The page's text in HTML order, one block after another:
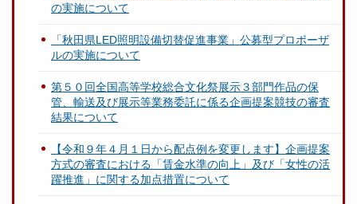
の実施について
「秋田県LED照明設備切替促進事業」公募型プロポーザ
ルの実施について
第５０回全国高等学校総合文化祭展示３部門作品の保
管、輸送及び展示等業務委託に係る企画提案競技の審査
結果について
【令和９年４月１日から配点例を変更します】企画提案
方式の審査における「賃金水準の向上」及び「女性の活
躍推進」に関する加点措置について